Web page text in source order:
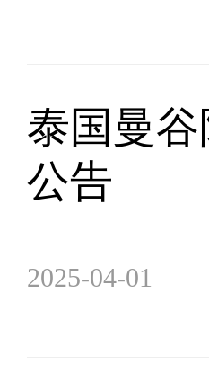
泰国曼
公告
2025-04-01